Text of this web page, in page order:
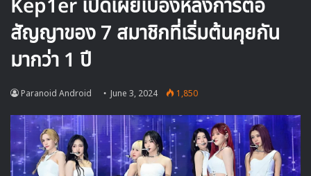
ก่อนหน้านี้ บยอนอูซอก ได้พูดถึงสเป็คผู้หญิงในอุดมคติของเขา
เอาไว้ว่า “ลักษณะภายนอกของคนเราจริง ๆ แล้วเปลี่ยนแปลงไป
ตลอดเวลา สิ่งที่สำคัญกว่าคือการมีบุคลิกที่เข้ากันได้ การสนทนา
ที่ดีคือสิ่งสำคัญ” เมื่อถูกแซวโดยผู้สัมภาษณ์ว่าเป็นคำตอบที่ค่อน
มาก”
เมื่อถูกขอให้แชร์ลักษณะเพิ่มเติมอีกอย่างหนึ่ง นอกเหนือจาก
สเป็คที่ทุกคนชอบ บยอนอูซอก หยุดคิดประมาณ 10 วินาทีก่อน
จะตอบว่า “ผมชอบคนที่ไม่พูดหยาบคาย มันอาจฟังดูแปลก ๆ แต่